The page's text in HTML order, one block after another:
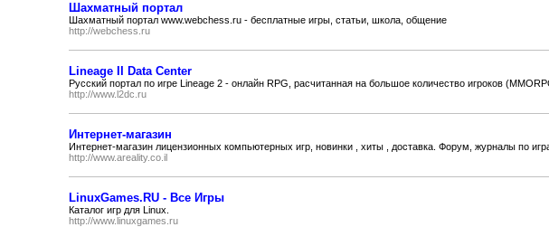
Шахматный портал
Шахматный портал www.webchess.ru - бесплатные игры, статьи, школа, общение
http://webchess.ru
Lineage II Data Center
Русский портал по игре Lineage 2 - онлайн RPG, расчитанная на большое количество игроков
http://www.l2dc.ru
Интернет-магазин
Интернет-магазин лицензионных компьютерных игр, новинки , хиты , доставка. Форум, журналы по
http://www.areality.co.il
LinuxGames.RU - Все Игры
Каталог игр для Linux.
http://www.linuxgames.ru